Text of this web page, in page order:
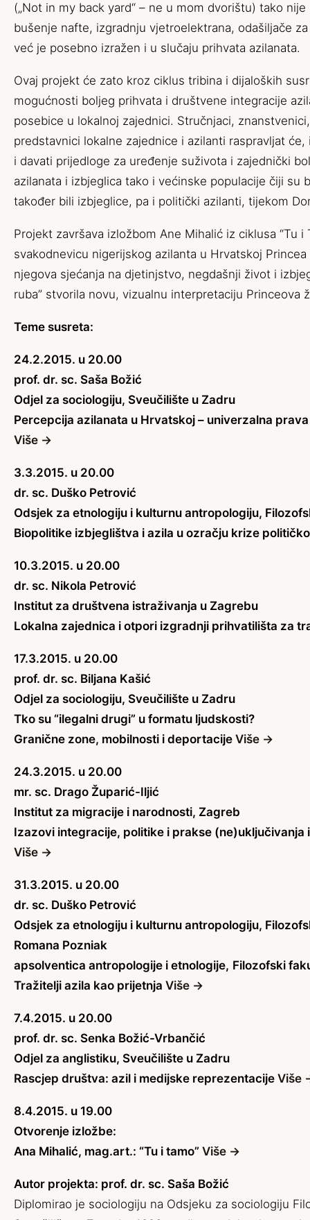
(„Not in my back yard“ – ne u mom dvorištu) tako
bušenje nafte, izgradnju vjetroelektrana, odašiljače
već je posebno izražen i u slučaju prihvata azilanata.
Ovaj projekt će zato kroz ciklus tribina i dijaloških
mogućnosti boljeg prihvata i društvene integracije
posebice u lokalnoj zajednici. Stručnjaci,
predstavnici lokalne zajednice i azilanti raspravljat
i davati prijedloge za uređenje suživota i zajednički
azilanata i izbjeglica tako i većinske populacije čiji su
također bili izbjeglice, pa i politički azilanti, tijekom
Projekt završava izložbom Ane Mihalić iz ciklusa “Tu i
svakodnevicu nigerijskog azilanta u Hrvatskoj Princea
njegova sjećanja na djetinjstvo, negdašnji život i
ruba” stvorila novu, vizualnu interpretaciju Princeova
Teme susreta:
24.2.2015. u 20.00
prof. dr. sc. Saša Božić
Odjel za sociologiju, Sveučilište u Zadru
Percepcija azilanata u Hrvatskoj – univerzalna
Više →
3.3.2015. u 20.00
dr. sc. Duško Petrović
Odsjek za etnologiju i kulturnu antropologiju,
Biopolitike izbjeglištva i azila u ozračju krize
10.3.2015. u 20.00
dr. sc. Nikola Petrović
Institut za društvena istraživanja u Zagrebu
Lokalna zajednica i otpori izgradnji prihvatilišta za
17.3.2015. u 20.00
prof. dr. sc. Biljana Kašić
Odjel za sociologiju, Sveučilište u Zadru
Tko su “ilegalni drugi” u formatu ljudskosti?
Granične zone, mobilnosti i deportacije Više →
24.3.2015. u 20.00
mr. sc. Drago Župarić-Iljić
Institut za migracije i narodnosti, Zagreb
Izazovi integracije, politike i prakse (ne)uključivanja
Više →
31.3.2015. u 20.00
dr. sc. Duško Petrović
Odsjek za etnologiju i kulturnu antropologiju,
Romana Pozniak
apsolventica antropologije i etnologije, Filozofski
Tražitelji azila kao prijetnja Više →
7.4.2015. u 20.00
prof. dr. sc. Senka Božić-Vrbančić
Odjel za anglistiku, Sveučilište u Zadru
Rascjep društva: azil i medijske reprezentacije Više
8.4.2015. u 19.00
Otvorenje izložbe:
Ana Mihalić, mag.art.: “Tu i tamo” Više →
Autor projekta: prof. dr. sc. Saša Božić
Diplomirao je sociologiju na Odsjeku za sociologiju